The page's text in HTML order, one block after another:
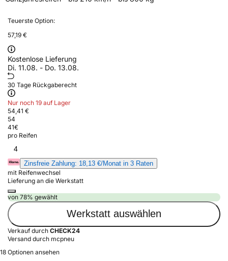
Teuerste Option:
57,19 €
Kostenlose Lieferung
Di. 11.08. - Do. 13.08.
30 Tage Rückgaberecht
Nur noch 19 auf Lager
54,41 €
54
41€
pro Reifen
4
Zinsfreie Zahlung: 18,13 €/Monat in 3 Raten
mit Reifenwechsel
Lieferung an die Werkstatt
von 78% gewählt
Werkstatt auswählen
Verkauf durch CHECK24
Versand durch mcpneu
18 Optionen ansehen